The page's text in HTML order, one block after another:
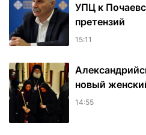
УПЦ к
претензий
15:11
новый
14:55